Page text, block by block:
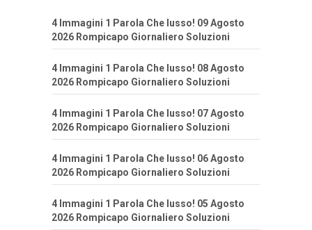
4 Immagini 1 Parola Che lusso! 09 Agosto
2026 Rompicapo Giornaliero Soluzioni
4 Immagini 1 Parola Che lusso! 08 Agosto
2026 Rompicapo Giornaliero Soluzioni
4 Immagini 1 Parola Che lusso! 07 Agosto
2026 Rompicapo Giornaliero Soluzioni
4 Immagini 1 Parola Che lusso! 06 Agosto
2026 Rompicapo Giornaliero Soluzioni
4 Immagini 1 Parola Che lusso! 05 Agosto
2026 Rompicapo Giornaliero Soluzioni